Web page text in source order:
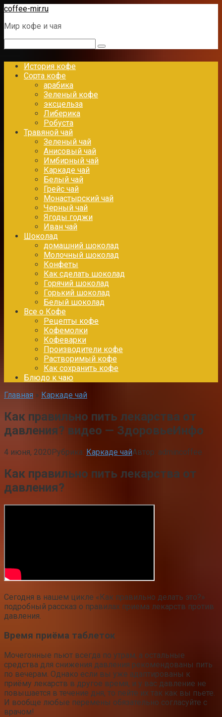
Перейти
контенту
coffee-mir.ru
Мир кофе и чая
История кофе
Сорта кофе
арабика
Зеленый кофе
эксцельза
Либерика
Робуста
Травяной чай
Зеленый чай
Анисовый чай
Имбирный чай
Каркаде чай
Белый чай
Грейс чай
Монастырский чай
Черный чай
Ягоды годжи
Иван чай
Шоколад
домашний шоколад
Молочный шоколад
Конфеты
Как сделать шоколад
Горячий шоколад
Горький шоколад
Белый шоколад
Все о Кофе
Рецепты кофе
Кофемолки
Кофеварки
Производители кофе
Растворимый кофе
Как сохранить кофе
Блюдо к чаю
Главная » Каркаде чай
Как правильно пить лекарства от
давления? видео — ЗдоровьеИнфо
4 июня, 2020Рубрика: Каркаде чайАвтор: admincoffee
Как правильно пить лекарства от
давления?
Сегодня в нашем цикле «Как правильно делать это?»
подробный рассказ о правилах приема лекарств против
давления.
Время приёма таблеток
Мочегонные пьют всегда по утрам, а остальные
средства для снижения давления рекомендованы пить
по вечерам. Однако если вы уже адаптированы к
приёму лекарств в другое время, и у вас давление не
повышается в течение дня, то пейте их так как вы пьете.
И вообще любые перемены обязательно согласуйте с
врачом!